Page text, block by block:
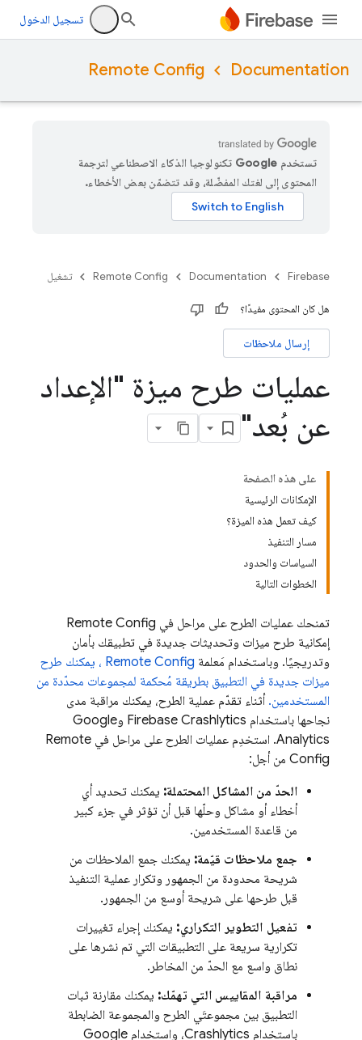
تسجيل الدخول
Documentation
Remote Config
تستخدم Google تكنولوجيا الذكاء الاصطناعي لترجمة
المحتوى إلى لغتك المفضّلة، وقد تتضمّن بعض الأخطاء.
Firebase
Documentation
Remote Config تشغيل
هل كان المحتوى مفيدًا؟
إرسال ملاحظات
عمليات طرح ميزة "الإعداد
عن بُعد"
على هذه الصفحة
الإمكانات الرئيسية
كيف تعمل هذه الميزة؟
مسار التنفيذ
السياسات والحدود
الخطوات التالية
تمنحك عمليات الطرح على مراحل في Remote Config
إمكانية طرح ميزات وتحديثات جديدة في تطبيقك بأمان
وتدريجيًا. وباستخدام مَعلمة Remote Config ، يمكنك طرح
ميزات جديدة في التطبيق بطريقة مُحكمة لمجموعات محدّدة من
المستخدمين. أثناء تقدّم عملية الطرح، يمكنك مراقبة مدى
نجاحها باستخدام Firebase Crashlytics وGoogle
Analytics. استخدِم عمليات الطرح على مراحل في Remote
Config من أجل:
الحدّ من المشاكل المحتملة: يمكنك تحديد أي
أخطاء أو مشاكل وحلّها قبل أن تؤثر في جزء كبير
من قاعدة المستخدمين.
جمع ملاحظات قيّمة: يمكنك جمع الملاحظات من
شريحة محدودة من الجمهور وتكرار عملية التنفيذ
قبل طرحها على شريحة أوسع من الجمهور.
تفعيل التطوير التكراري: يمكنك إجراء تغييرات
تكرارية سريعة على التطبيقات التي تم نشرها على
نطاق واسع مع الحدّ من المخاطر.
مراقبة المقاييس التي تهمّك: يمكنك مقارنة ثبات
التطبيق بين مجموعتَي الطرح والمجموعة الضابطة
باستخدام Crashlytics، واستخدام Google